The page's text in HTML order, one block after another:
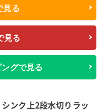
見る
見る
グで見る
ンク上2段水切りラッ